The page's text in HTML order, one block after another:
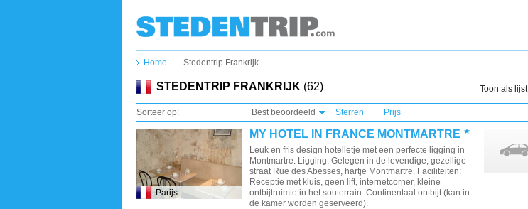
Home Stedentrip Frankrijk
STEDENTRIP FRANKRIJK (62)
Sorteer op: Best beoordeeld Sterren Prijs
Parijs
MY HOTEL IN FRANCE MONTMARTRE
Leuk en fris design hotelletje met een perfecte ligging in
Montmartre. Ligging: Gelegen in de levendige, gezellige
straat Rue des Abesses, hartje Montmartre. Faciliteiten:
Receptie met kluis, geen lift, internetcorner, kleine
ontbijtruimte in het souterrain. Continentaal ontbijt (kan in
de kamer worden geserveerd).
Toon als lijst